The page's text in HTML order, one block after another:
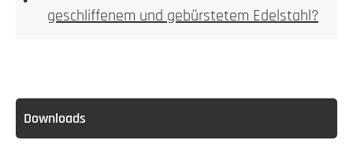
3. Bohren
5. Bohren
geschliffenem und gebürstetem Edelstahl?
Downloads